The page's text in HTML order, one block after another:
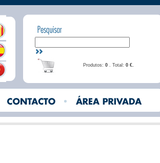
Produtos: 0 . Total: 0 €.